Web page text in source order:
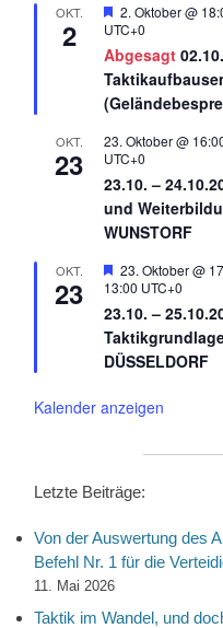
OKT.
2
Hervorgehoben
2. Oktober @
UTC+0
Abgesagt
OKT.
23
23. Oktober @
UTC+0
23.10. –
und
WUNSTORF
OKT.
23
Hervorgehoben
23. Oktober @
13:00 UTC+0
23.10. –
DÜSSELDORF
Kalender anzeigen
Letzte Beiträge:
Von der Auswertung des
Befehl Nr. 1 für die
11. Mai 2026
Taktik im Wandel, und